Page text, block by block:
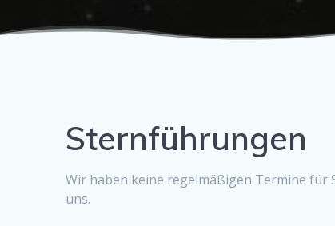
Sternführungen
Wir haben keine regelmäßigen Termine für
uns.